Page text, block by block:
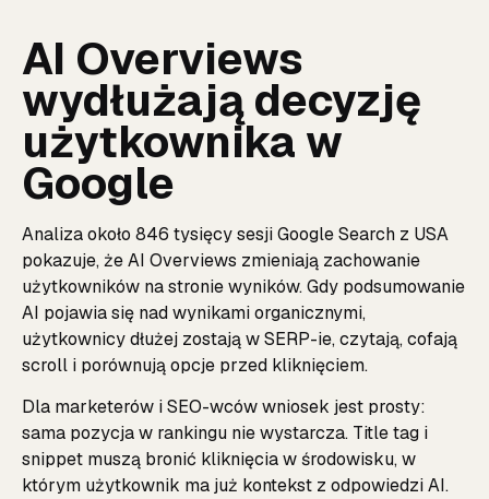
AI Overviews
wydłużają decyzję
użytkownika w
Google
Analiza około 846 tysięcy sesji Google Search z USA
pokazuje, że AI Overviews zmieniają zachowanie
użytkowników na stronie wyników. Gdy podsumowanie
AI pojawia się nad wynikami organicznymi,
użytkownicy dłużej zostają w SERP-ie, czytają, cofają
scroll i porównują opcje przed kliknięciem.
Dla marketerów i SEO-wców wniosek jest prosty:
sama pozycja w rankingu nie wystarcza. Title tag i
snippet muszą bronić kliknięcia w środowisku, w
którym użytkownik ma już kontekst z odpowiedzi AI.